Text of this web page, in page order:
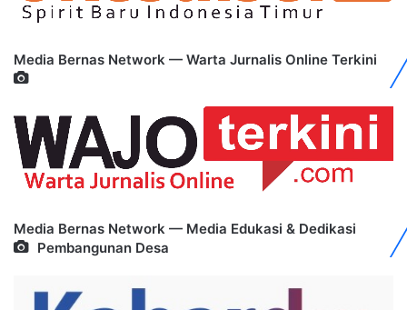
Media Bernas Network — Warta Jurnalis Online Terkini
Media Bernas Network — Media Edukasi & Dedikasi
Pembangunan Desa